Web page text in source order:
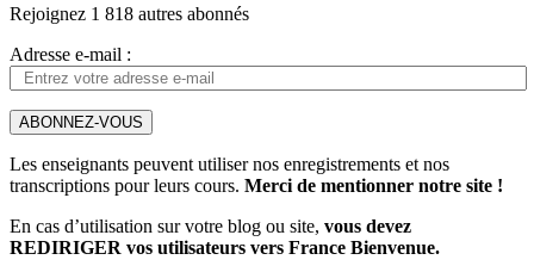
Rejoignez 1 818 autres abonnés
Adresse e-mail :
ABONNEZ-VOUS
Les enseignants peuvent utiliser nos enregistrements et nos
transcriptions pour leurs cours. Merci de mentionner notre site !
En cas d’utilisation sur votre blog ou site, vous devez
REDIRIGER vos utilisateurs vers France Bienvenue.